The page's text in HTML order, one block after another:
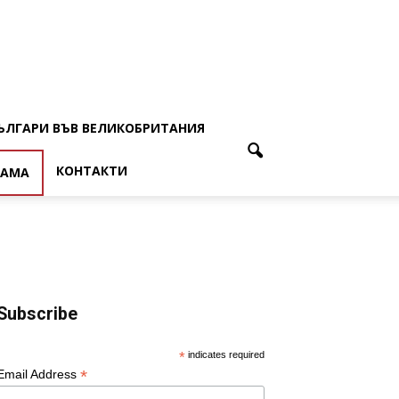
ВЪВ ВЕЛИКОБРИТАНИЯ
КОНТАКТИ
* indicates required
Address *